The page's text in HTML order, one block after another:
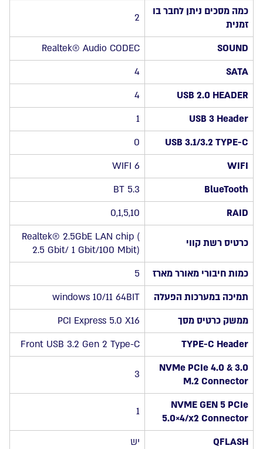
כמה מסכים ניתן לחבר בו
זמנית
2
SOUND
Realtek® Audio CODEC
SATA
4
USB 2.0 HEADER
4
USB 3 Header
1
USB 3.1/3.2 TYPE-C
0
WIFI
WIFI 6
BlueTooth
BT 5.3
RAID
0,1,5,10
כרטיס רשת קווי
Realtek® 2.5GbE LAN chip (
2.5 Gbit/ 1 Gbit/100 Mbit)
כמות חיבורי מאורר מארז
5
תמיכה במערכות הפעלה
windows 10/11 64BIT
ממשק כרטיס מסך
PCI Express 5.0 X16
TYPE-C Header
Front USB 3.2 Gen 2 Type-C
NVMe PCIe 4.0 & 3.0
M.2 Connector
3
NVME GEN 5 PCIe
5.0×4/x2 Connector
1
QFLASH יש